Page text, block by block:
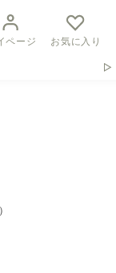
ページ お気に入り